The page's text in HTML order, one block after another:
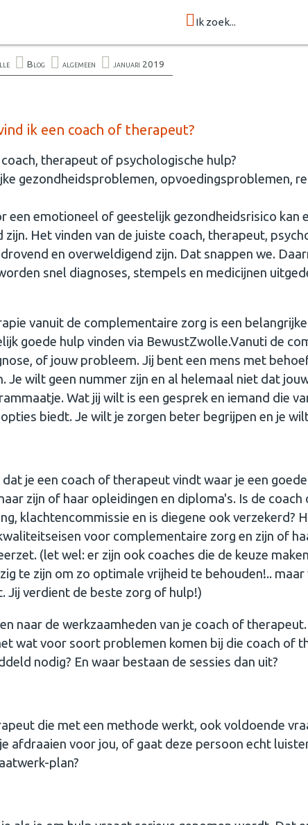
Ik zoek...
Blog algemeen januari 2019
ik een coach of therapeut?
therapeut of psychologische hulp?
gezondheidsproblemen, opvoedingsproblemen,
een emotioneel of geestelijk gezondheidsrisico kan
zijn. Het vinden van de juiste coach, therapeut,
en overweldigend zijn. Dat snappen we.
snel diagnoses, stempels en medicijnen
vanuit de complementaire zorg is een
goede hulp vinden via BewustZwolle.Vanuti de
of jouw probleem. Jij bent een mens met
Je wilt geen nummer zijn en al helemaal niet dat
Wat jij wilt is een gesprek en iemand die
biedt. Je wilt je zorgen beter begrijpen en je
je een coach of therapeut vindt waar je een
zijn of haar opleidingen en diploma's. Is de
klachtencommissie en is diegene ook verzekerd?
voor complementaire zorg en zijn of
(let wel: er zijn ook coaches die de keuze
te zijn om zo optimale vrijheid te behouden!..
Jij verdient de beste zorg of hulp!)
naar de werkzaamheden van je coach of
wat voor soort problemen komen bij die coach of
nodig? En waar bestaan de sessies dan uit?
die met een methode werkt, ook voldoende
afdraaien voor jou, of gaat deze persoon echt
plan?